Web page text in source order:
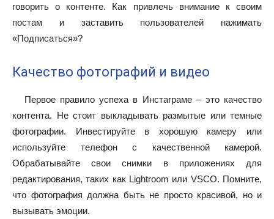
говорить о контенте. Как привлечь внимание к своим
постам и заставить пользователей нажимать
«Подписаться»?
Качество фотографий и видео
Первое правило успеха в Инстаграме – это качество
контента. Не стоит выкладывать размытые или темные
фотографии. Инвестируйте в хорошую камеру или
используйте телефон с качественной камерой.
Обрабатывайте свои снимки в приложениях для
редактирования, таких как Lightroom или VSCO. Помните,
что фотография должна быть не просто красивой, но и
вызывать эмоции.